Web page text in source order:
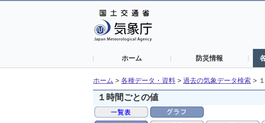
ホーム 防災情報
ホーム > 各種データ・資料 > 過去の気象データ検索 >
１時間ごとの値